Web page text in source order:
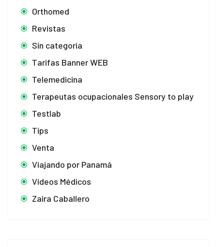
Orthomed
Revistas
Sin categoría
Tarifas Banner WEB
Telemedicina
Terapeutas ocupacionales Sensory to play
Testlab
Tips
Venta
Viajando por Panamá
Vídeos Médicos
Zaira Caballero